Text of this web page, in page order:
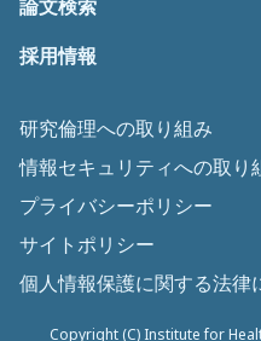
論文検索
採用情報
研究倫理への取り組み
情報セキュリティへの取り
プライバシーポリシー
サイトポリシー
個人情報保護に関する法律
Copyright (C) Institute for